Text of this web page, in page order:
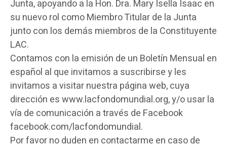
Junta, apoyando a la Hon. Dra. Mary Isella Isaac en
su nuevo rol como Miembro Titular de la Junta
junto con los demás miembros de la Constituyente
LAC.
Contamos con la emisión de un Boletín Mensual en
español al que invitamos a suscribirse y les
invitamos a visitar nuestra página web, cuya
dirección es www.lacfondomundial.org, y/o usar la
vía de comunicación a través de Facebook
facebook.com/lacfondomundial.
Por favor no duden en contactarme en caso de